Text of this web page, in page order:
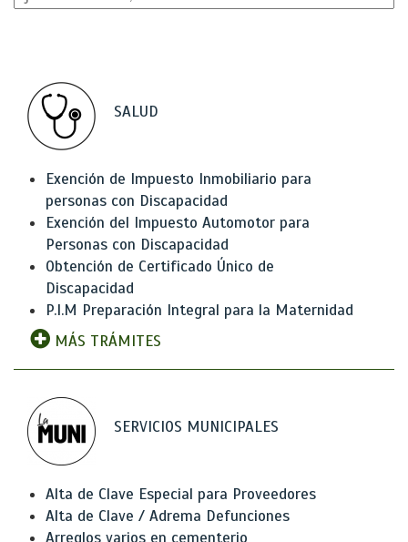
SALUD
Exención de Impuesto Inmobiliario para
personas con Discapacidad
Exención del Impuesto Automotor para
Personas con Discapacidad
Obtención de Certificado Único de
Discapacidad
P.I.M Preparación Integral para la Maternidad
MÁS TRÁMITES
SERVICIOS MUNICIPALES
Alta de Clave Especial para Proveedores
Alta de Clave / Adrema Defunciones
Arreglos varios en cementerio